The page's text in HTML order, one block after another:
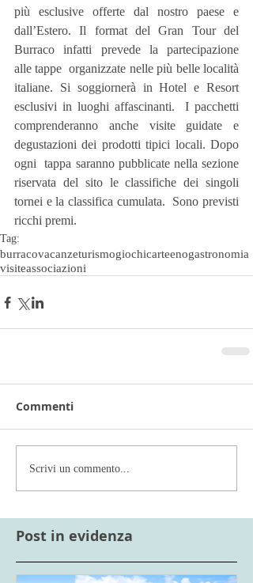
più esclusive offerte dal nostro paese e
dall’Estero. Il format del Gran Tour del
Burraco infatti prevede la partecipazione
alle tappe  organizzate nelle più belle località
italiane. Si soggiornerà in Hotel e Resort
esclusivi in luoghi affascinanti.  I pacchetti
comprenderanno anche visite guidate e
degustazioni dei prodotti tipici locali. Dopo
ogni  tappa saranno pubblicate nella sezione
riservata del sito le classifiche dei singoli
tornei e la classifica cumulata.  Sono previsti
ricchi premi.
Tag:
burracovacanzeturismogiochicarteenogastronomia
visiteassociazioni
Commenti
Scrivi un commento...
Post in evidenza